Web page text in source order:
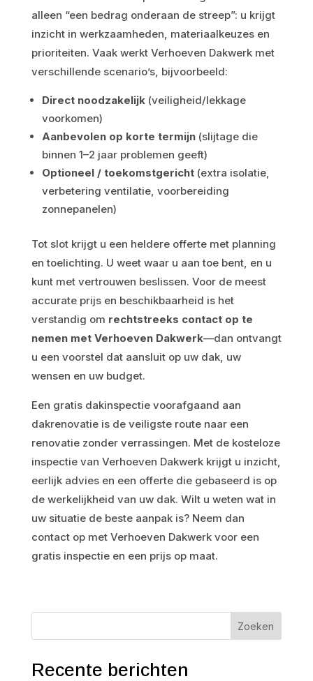
alleen “een bedrag onderaan de streep”: u krijgt
inzicht in werkzaamheden, materiaalkeuzes en
prioriteiten. Vaak werkt Verhoeven Dakwerk met
verschillende scenario’s, bijvoorbeeld:
Direct noodzakelijk(veiligheid/lekkage
voorkomen)
Aanbevolen op korte termijn(slijtage die
binnen 1–2 jaar problemen geeft)
Optioneel / toekomstgericht(extra isolatie,
verbetering ventilatie, voorbereiding
zonnepanelen)
Tot slot krijgt u een heldere offerte met planning
en toelichting. U weet waar u aan toe bent, en u
kunt met vertrouwen beslissen. Voor de meest
accurate prijs en beschikbaarheid is het
verstandig om rechtstreeks contact op te
nemen met Verhoeven Dakwerk—dan ontvangt
u een voorstel dat aansluit op uw dak, uw
wensen en uw budget.
Een gratis dakinspectie voorafgaand aan
dakrenovatie is de veiligste route naar een
renovatie zonder verrassingen. Met de kosteloze
inspectie van Verhoeven Dakwerk krijgt u inzicht,
eerlijk advies en een offerte die gebaseerd is op
de werkelijkheid van uw dak. Wilt u weten wat in
uw situatie de beste aanpak is? Neem dan
contact op met Verhoeven Dakwerk voor een
gratis inspectie en een prijs op maat.
Zoeken
Recente berichten